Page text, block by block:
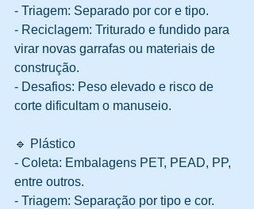
- Triagem: Separado por cor e tipo.
- Reciclagem: Triturado e fundido para
virar novas garrafas ou materiais de
construção.
- Desafios: Peso elevado e risco de
corte dificultam o manuseio.
🔹 Plástico
- Coleta: Embalagens PET, PEAD, PP,
entre outros.
- Triagem: Separação por tipo e cor.